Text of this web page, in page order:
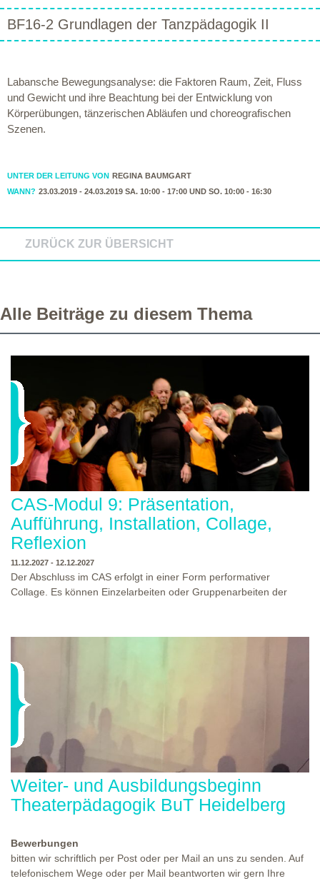
BF16-2 Grundlagen der Tanzpädagogik II
Labansche Bewegungsanalyse: die Faktoren Raum, Zeit, Fluss
und Gewicht und ihre Beachtung bei der Entwicklung von
Körperübungen, tänzerischen Abläufen und choreografischen
Szenen.
UNTER DER LEITUNG VON REGINA BAUMGART
WANN? 23.03.2019 - 24.03.2019 SA. 10:00 - 17:00 UND SO. 10:00 - 16:30
ZURÜCK ZUR ÜBERSICHT
Alle Beiträge zu diesem Thema
CAS-Modul 9: Präsentation,
Aufführung, Installation, Collage,
Reflexion
11.12.2027 - 12.12.2027
Der Abschluss im CAS erfolgt in einer Form performativer
Collage. Es können Einzelarbeiten oder Gruppenarbeiten der
Ausbildungsprogramm zu erleben. Die Studierenden des
oder Präsentation. Wir freuen uns über Begegnungen und
WO?
Weiter- und Ausbildungsbeginn
Theaterpädagogik BuT Heidelberg
Bewerbungen
bitten wir schriftlich per Post oder per Mail an uns zu senden. Auf
telefonischem Wege oder per Mail beantworten wir gern Ihre